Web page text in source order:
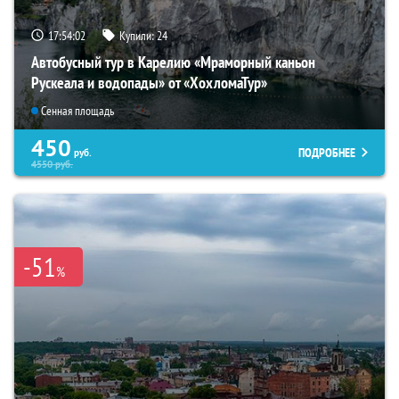
17:54:01 Купили:24
Автобусный тур в Карелию «Мраморный каньон
Рускеала и водопады» от «ХохломаТур»
Сенная площадь
450 руб.
4550руб.
ПОДРОБНЕЕ
-51%